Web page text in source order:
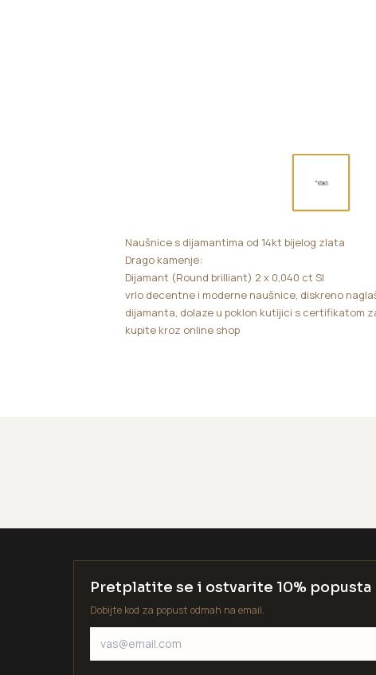
Naušnice s dijamantima od 14kt bijelog zlata
Drago kamenje:
Dijamant (Round brilliant) 2 x 0,040 ct SI
vrlo decentne i moderne naušnice, diskreno
dijamanta, dolaze u poklon kutijici s certifikatom
kupite kroz online shop
Pretplatite se i ostvarite 10% popusta
Dobijte kod za popust odmah na email.